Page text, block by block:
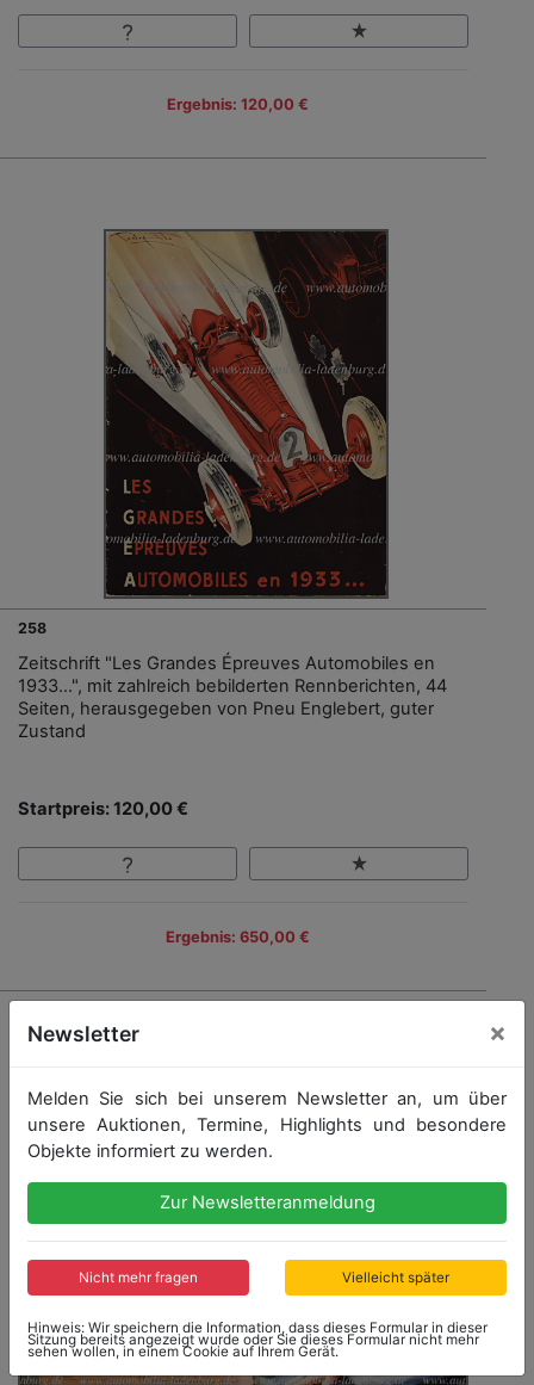
Ergebnis: 120,00 €
258
Zeitschrift "Les Grandes Épreuves Automobiles en
1933…", mit zahlreich bebilderten Rennberichten, 44
Seiten, herausgegeben von Pneu Englebert, guter
Zustand
Startpreis: 120,00 €
Ergebnis: 650,00 €
Newsletter ×
Melden Sie sich bei unserem Newsletter an, um über
unsere Auktionen, Termine, Highlights und besondere
Objekte informiert zu werden.
Zur Newsletteranmeldung
Nicht mehr fragen Vielleicht später
Hinweis: Wir speichern die Information, dass dieses Formular in dieser
Sitzung bereits angezeigt wurde oder Sie dieses Formular nicht mehr
sehen wollen, in einem Cookie auf Ihrem Gerät.